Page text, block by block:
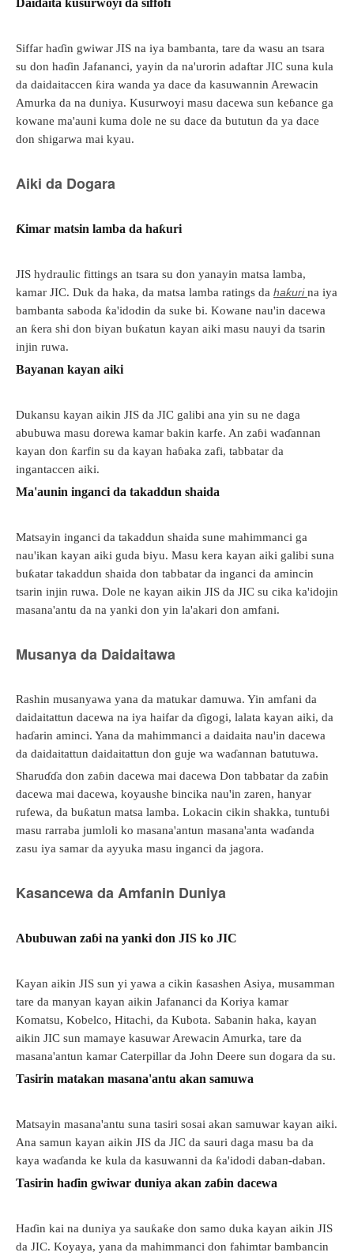
Siffar haɗin gwiwar JIS na iya bambanta, tare da wasu an tsara
su don haɗin Jafananci, yayin da na'urorin adaftar JIC suna kula
da daidaitaccen ƙira wanda ya dace da kasuwannin Arewacin
Amurka da na duniya. Kusurwoyi masu dacewa sun keɓance ga
kowane ma'auni kuma dole ne su dace da bututun da ya dace
don shigarwa mai kyau.
Aiki da Dogara
Ƙimar matsin lamba da haƙuri
JIS hydraulic fittings an tsara su don yanayin matsa lamba,
kamar JIC. Duk da haka, da matsa lamba ratings da haƙurina iya
bambanta saboda ƙa'idodin da suke bi. Kowane nau'in dacewa
an ƙera shi don biyan buƙatun kayan aiki masu nauyi da tsarin
injin ruwa.
Bayanan kayan aiki
Dukansu kayan aikin JIS da JIC galibi ana yin su ne daga
abubuwa masu dorewa kamar bakin karfe. An zaɓi waɗannan
kayan don ƙarfin su da kayan haɓaka zafi, tabbatar da
ingantaccen aiki.
Ma'aunin inganci da takaddun shaida
Matsayin inganci da takaddun shaida sune mahimmanci ga
nau'ikan kayan aiki guda biyu. Masu kera kayan aiki galibi suna
buƙatar takaddun shaida don tabbatar da inganci da amincin
tsarin injin ruwa. Dole ne kayan aikin JIS da JIC su cika ka'idojin
masana'antu da na yanki don yin la'akari don amfani.
Musanya da Daidaitawa
Rashin musanyawa yana da matukar damuwa. Yin amfani da
daidaitattun dacewa na iya haifar da ɗigogi, lalata kayan aiki, da
haɗarin aminci. Yana da mahimmanci a daidaita nau'in dacewa
da daidaitattun daidaitattun don guje wa waɗannan batutuwa.
Sharuɗɗa don zaɓin dacewa mai dacewa Don tabbatar da zaɓin
dacewa mai dacewa, koyaushe bincika nau'in zaren, hanyar
rufewa, da buƙatun matsa lamba. Lokacin cikin shakka, tuntuɓi
masu rarraba jumloli ko masana'antun masana'anta waɗanda
zasu iya samar da ayyuka masu inganci da jagora.
Kasancewa da Amfanin Duniya
Abubuwan zaɓi na yanki don JIS ko JIC
Kayan aikin JIS sun yi yawa a cikin ƙasashen Asiya, musamman
tare da manyan kayan aikin Jafananci da Koriya kamar
Komatsu, Kobelco, Hitachi, da Kubota. Sabanin haka, kayan
aikin JIC sun mamaye kasuwar Arewacin Amurka, tare da
masana'antun kamar Caterpillar da John Deere sun dogara da su.
Tasirin matakan masana'antu akan samuwa
Matsayin masana'antu suna tasiri sosai akan samuwar kayan aiki.
Ana samun kayan aikin JIS da JIC da sauri daga masu ba da
kaya waɗanda ke kula da kasuwanni da ƙa'idodi daban-daban.
Tasirin haɗin gwiwar duniya akan zaɓin dacewa
Haɗin kai na duniya ya sauƙaƙe don samo duka kayan aikin JIS
da JIC. Koyaya, yana da mahimmanci don fahimtar bambancin